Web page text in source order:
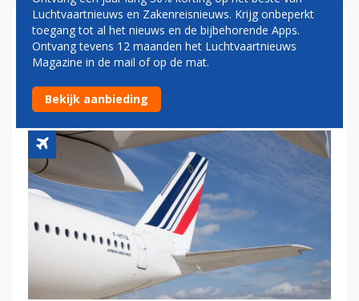
AIR FRANCE GAAT
PASSAGIERS CONTROLEREN
OP TEMPERATUUR
Luchtvaartnieuws en Zakenreisnieuws. Krijg onbeperkt
toegang tot al het nieuws en de bijbehorende Apps.
Ontvang tevens 12 maanden het Luchtvaartnieuws
Magazine in de mail of op de mat.
Bekijk aanbieding